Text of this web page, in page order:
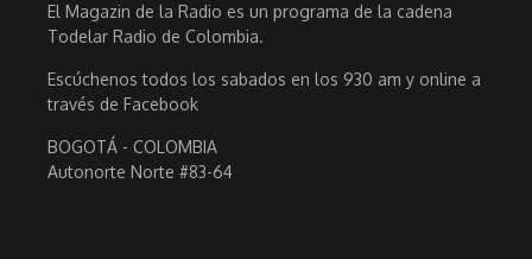
El Magazin de la Radio es un programa de la cadena
Todelar Radio de Colombia.
Escúchenos todos los sabados en los 930 am y online a
través de Facebook
BOGOTÁ - COLOMBIA
Autonorte Norte #83-64